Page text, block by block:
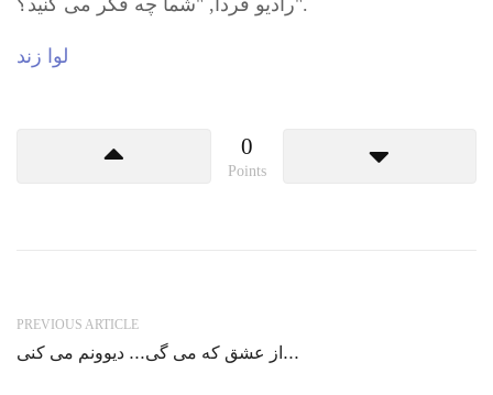
رادیو فردا, "شما چه فکر می کنید؟".
لوا زند
0
Points
PREVIOUS ARTICLE
از عشق که می گی… دیوونم می کنی…